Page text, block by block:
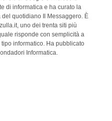
di informatica e ha curato la
quotidiano Il Messaggero. È
uno dei trenta siti più
risponde con semplicità a
informatico. Ha pubblicato
Informatica.